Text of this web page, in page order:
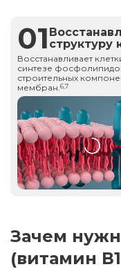
01 структуру
Восстанавливает
синтезе
строительных
мембран.6,7
Зачем
(витамин